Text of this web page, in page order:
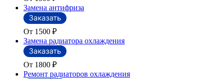
Замена антифриза
От 1500 ₽
Замена радиатора охлаждения
От 1800 ₽
Ремонт радиаторов охлаждения